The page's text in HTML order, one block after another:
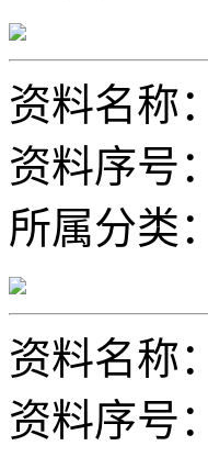
资料名称：
资料序号：
所属分类：
资料名称：
资料序号：